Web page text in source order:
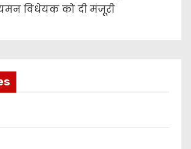
विधेयक को दी मंजूरी